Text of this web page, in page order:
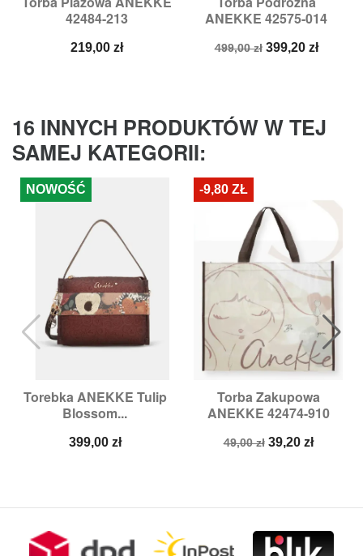
42484-213
Cena
219,00 zł
ANEKKE 42575-014
Cena
499,00 zł Cena
399,20 zł
16 INNYCH PRODUKTÓW W TEJ
SAMEJ KATEGORII:
Torebka ANEKKE Tulip
Blossom...
Cena
399,00 zł
NOWOŚĆ
Torba Zakupowa
ANEKKE 42474-910
Cena
49,00 zł Cena
39,20 zł
-9,80 ZŁ